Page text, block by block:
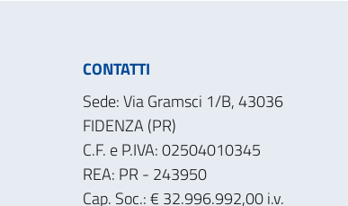
CONTATTI
Sede: Via Gramsci 1/B, 43036
FIDENZA (PR)
C.F. e P.IVA: 02504010345
REA: PR - 243950
Cap. Soc.: € 32.996.992,00 i.v.